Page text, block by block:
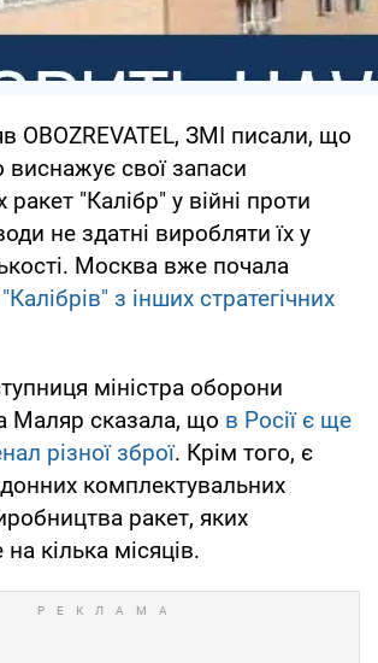
OBOZREVATEL, ЗМІ писали, що
виснажує свої запаси
"Калібр" у війні проти
не здатні виробляти їх у
Москва вже почала
з інших стратегічних
міністра оборони
Маляр сказала, що в Росії є ще
різної зброї. Крім того, є
комплектувальних
ракет, яких
кілька місяців.